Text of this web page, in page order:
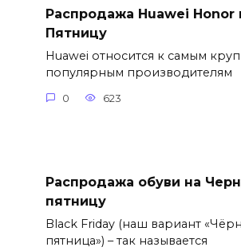
Распродажа Huawei Honor
Пятницу
Huawei относится к самым
популярным производителям
0 623
Распродажа обуви на
пятницу
Black Friday (наш вариант
пятница») – так называется